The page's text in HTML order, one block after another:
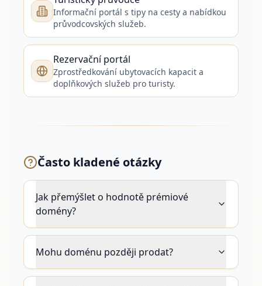
Informační portál s tipy na cesty a nabídkou
průvodcovských služeb.
Rezervační portál
Zprostředkování ubytovacích kapacit a
doplňkových služeb pro turisty.
Často kladené otázky
Jak přemýšlet o hodnotě prémiové
domény?
Mohu doménu později prodat?